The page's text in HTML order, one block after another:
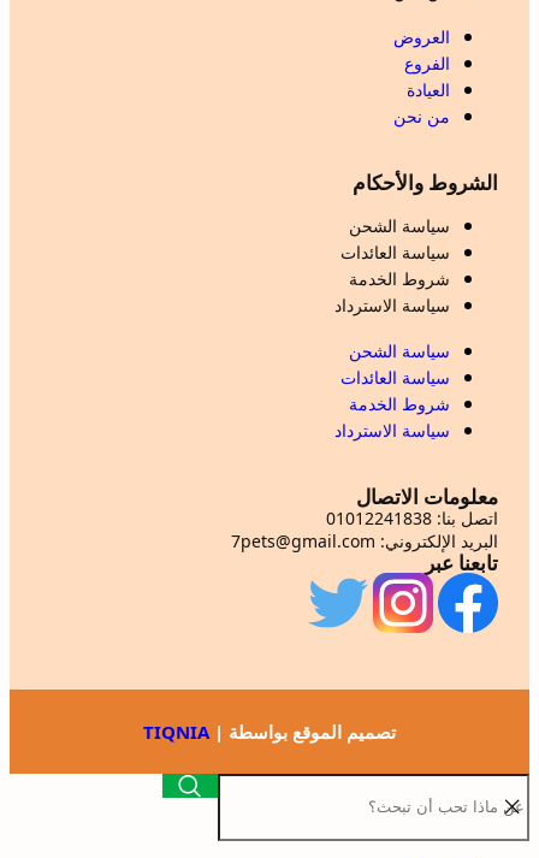
العروض
الفروع
العيادة
من نحن
الشروط والأحكام
سياسة الشحن
سياسة العائدات
شروط الخدمة
سياسة الاسترداد
سياسة الشحن
سياسة العائدات
شروط الخدمة
سياسة الاسترداد
معلومات الاتصال
اتصل بنا: 01012241838
البريد الإلكتروني: 7pets@gmail.com
تابعنا عبر
تصميم الموقع بواسطة | TIQNIA